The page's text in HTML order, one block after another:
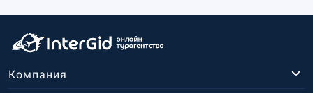
Компания